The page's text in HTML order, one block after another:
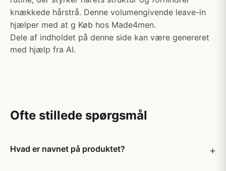
knækkede hårstrå. Denne volumengivende leave-in
hjælper med at g Køb hos Made4men.
Dele af indholdet på denne side kan være genereret
med hjælp fra AI.
Ofte stillede spørgsmål
Hvad er navnet på produktet?